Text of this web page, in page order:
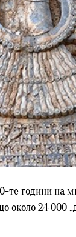
години на
24 000